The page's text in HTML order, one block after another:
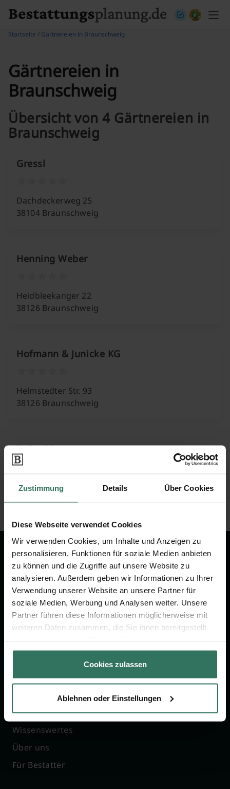
Zustimmung Details Über Cookies
Diese Webseite verwendet Cookies
Wir verwenden Cookies, um Inhalte und Anzeigen zu
personalisieren, Funktionen für soziale Medien anbieten
zu können und die Zugriffe auf unsere Website zu
analysieren. Außerdem geben wir Informationen zu Ihrer
Verwendung unserer Website an unsere Partner für
soziale Medien, Werbung und Analysen weiter. Unsere
Partner führen diese Informationen möglicherweise mit
weiteren Daten zusammen, die Sie ihnen bereitgestellt
gesammelt haben.
Cookies zulassen
Ablehnen oder Einstellungen
Startseite / Gärtnereien in Braunschweig
Gärtnereien in
Braunschweig
Übersicht von 4 Gärtnereien in
Braunschweig
Gressl
Dachdeckerweg 25
38104 Braunschweig
Henning Weber
Heidbleekanger 22
38126 Braunschweig
Hofmann & Junicke KG
Helmstedter Str. 93
38126 Braunschweig
R. Buchheister
Riekenkamp 19
Wir sind Ihr Ansprechpartner rund
um das Thema Bestattung &
Vorsorge.
Jetzt beraten lassen
Vergleich
Verzeichnis
Wissenswertes
Über uns
Für Bestatter
Online-Portal
Kostenlos registrieren